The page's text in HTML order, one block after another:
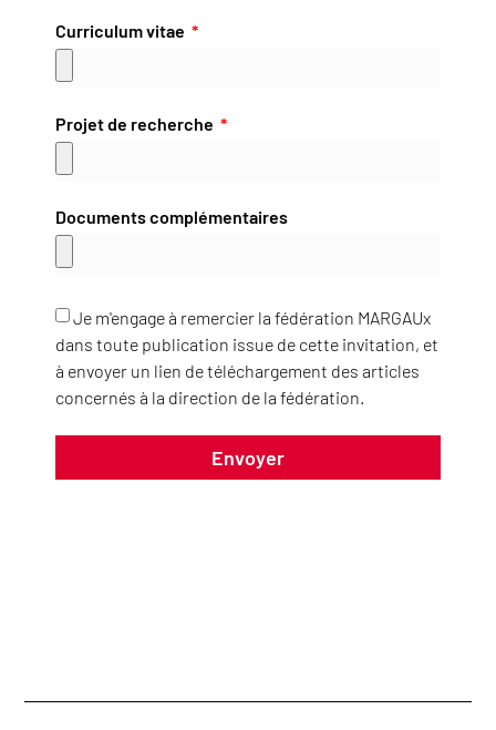
Curriculum vitae
Projet de recherche
Documents complémentaires
Je m'engage à remercier la fédération MARGAUx
dans toute publication issue de cette invitation, et
à envoyer un lien de téléchargement des articles
concernés à la direction de la fédération.
Envoyer